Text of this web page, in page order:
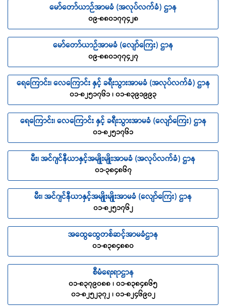
မော်တော်ယာဉ်အာမခံ (အလုပ်လက်ခံ) ဌာန
၀၉-၈၈၀၁၇၇၄၂၈
မော်တော်ယာဉ်အာမခံ (လျော်ကြေး) ဌာန
၀၉-၈၈၀၁၇၇၄၂၇
ရေကြောင်း၊ လေကြောင်း နှင့် ခရီးသွားအာမခံ (အလုပ်လက်ခံ) ဌာန
၀၁-၈၂၅၁၇၆၁ ၊ ၀၁-၈၃၉၁၉၉၃
ရေကြောင်း၊ လေကြောင်း နှင့် ခရီးသွားအာမခံ (လျော်ကြေး) ဌာန
၀၁-၈၂၅၁၇၆၁
မီး၊ အင်ဂျင်နီယာနှင့်အမျိုးမျိုးအာမခံ (အလုပ်လက်ခံ) ဌာန
၀၁-၃၈၄၈၆၇
မီး၊ အင်ဂျင်နီယာနှင့်အမျိုးမျိုးအာမခံ (လျော်ကြေး) ဌာန
၀၁-၈၂၅၁၇၆၂
အထွေထွေတစ်ဆင့်အာမခံဌာန
၀၁-၈၃၈၄၈၈၀
စီမံရေးရာဌာန
၀၁-၈၃၇၉၀၈၈ ၊ ၀၁-၈၃၈၄၈၆၅
၀၁-၈၂၅၂၃၇၂ ၊ ၀၁-၈၂၄၆၉၀၂